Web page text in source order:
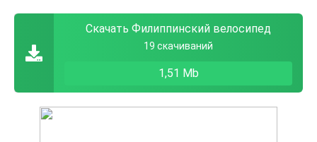
Скачать Филиппинский велосипед
19 скачиваний
1,51 Mb